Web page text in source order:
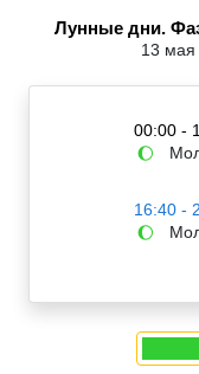
Лунные дни.
13 мая
00:00 -
🌔
16:40 -
🌔